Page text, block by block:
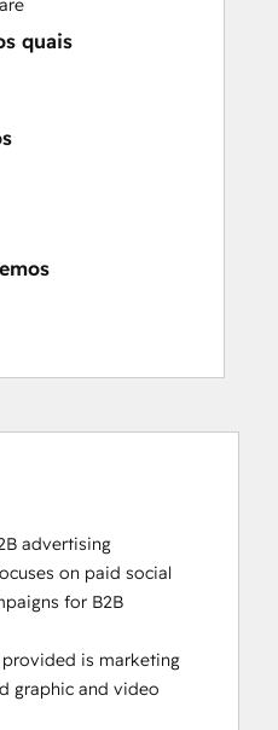
quais
advertising
on paid social
for B2B
is marketing
graphic and video